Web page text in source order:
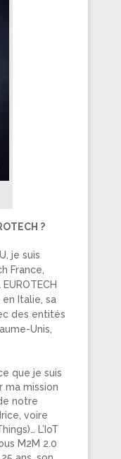
?
je suis
France,
Italie, sa
des entités
Unis,
que je suis
ma mission
notre
voire
L’IoT
M2M 2.0